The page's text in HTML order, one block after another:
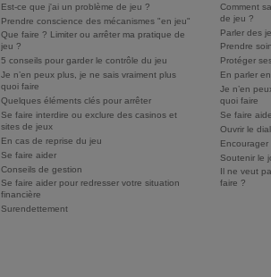
Est-ce que j'ai un problème de jeu ?
Prendre conscience des mécanismes "en jeu"
Que faire ? Limiter ou arrêter ma pratique de
jeu ?
5 conseils pour garder le contrôle du jeu
Je n’en peux plus, je ne sais vraiment plus
quoi faire
Quelques éléments clés pour arrêter
Se faire interdire ou exclure des casinos et
sites de jeux
En cas de reprise du jeu
Se faire aider
Conseils de gestion
Se faire aider pour redresser votre situation
financière
Surendettement
Comment
de jeu ?
Parler des
Prendre
Protéger
En parler
Je n’en
quoi faire
Se faire
Ouvrir le
Soutenir le
Il ne veut
faire ?